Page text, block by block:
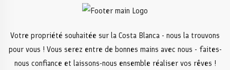
Votre propriété souhaitée sur la Costa Blanca - nous la trouvons
pour vous ! Vous serez entre de bonnes mains avec nous - faites-
nous confiance et laissons-nous ensemble réaliser vos rêves !